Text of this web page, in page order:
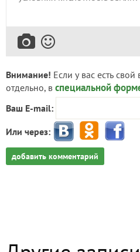
Внимание! Если у вас есть
отдельно, в специальной
Ваш E-mail:
Или через:
добавить комментарий